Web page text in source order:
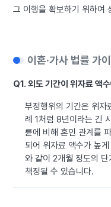
그 이행을 확보하기 위하여
이혼·가사 법률 가
Q1. 외도 기간이 위자료 액
부정행위의 기간은 위자
례 1처럼 8년이라는 긴
륜에 비해 혼인 관계를
되어 위자료 액수가 높
와 같이 2개월 정도의 단
책정될 수 있습니다.